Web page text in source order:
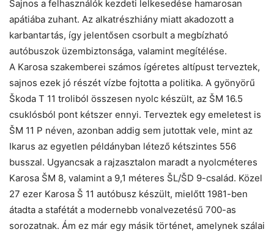
Sajnos a felhasználók kezdeti lelkesedése hamarosan
apátiába zuhant. Az alkatrészhiány miatt akadozott a
karbantartás, így jelentősen csorbult a megbízható
autóbuszok üzembiztonsága, valamint megítélése.
A Karosa szakemberei számos ígéretes altípust terveztek,
sajnos ezek jó részét vízbe fojtotta a politika. A gyönyörű
Škoda T 11 troliból összesen nyolc készült, az ŠM 16.5
csuklósból pont kétszer ennyi. Terveztek egy emeletest is
ŠM 11 P néven, azonban addig sem jutottak vele, mint az
Ikarus az egyetlen példányban létező kétszintes 556
busszal. Ugyancsak a rajzasztalon maradt a nyolcméteres
Karosa ŠM 8, valamint a 9,1 méteres ŠL/ŠD 9-család. Közel
27 ezer Karosa Š 11 autóbusz készült, mielőtt 1981-ben
átadta a stafétát a modernebb vonalvezetésű 700-as
sorozatnak. Ám ez már egy másik történet, amelynek szálai